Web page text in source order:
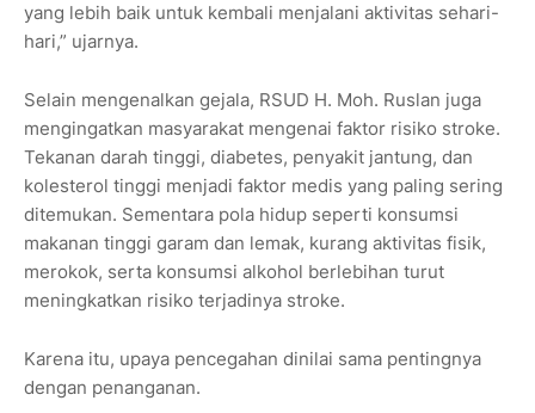
yang lebih baik untuk kembali menjalani aktivitas sehari-
hari,” ujarnya.
Selain mengenalkan gejala, RSUD H. Moh. Ruslan juga
mengingatkan masyarakat mengenai faktor risiko stroke.
Tekanan darah tinggi, diabetes, penyakit jantung, dan
kolesterol tinggi menjadi faktor medis yang paling sering
ditemukan. Sementara pola hidup seperti konsumsi
makanan tinggi garam dan lemak, kurang aktivitas fisik,
merokok, serta konsumsi alkohol berlebihan turut
meningkatkan risiko terjadinya stroke.
Karena itu, upaya pencegahan dinilai sama pentingnya
dengan penanganan.